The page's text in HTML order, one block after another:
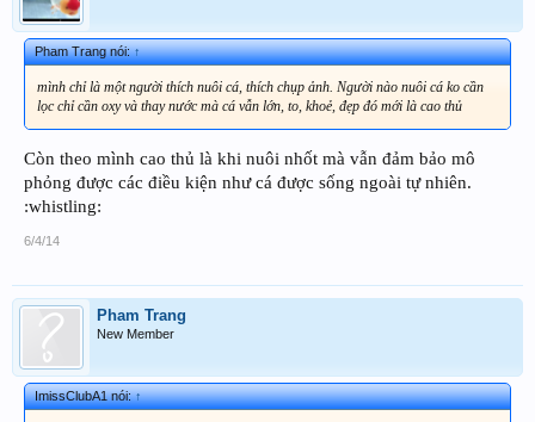
Pham Trang nói:↑
mình chỉ là một người thích nuôi cá, thích chụp ảnh. Người nào nuôi cá ko cần
lọc chỉ cần oxy và thay nước mà cá vẫn lớn, to, khoẻ, đẹp đó mới là cao thủ
Còn theo mình cao thủ là khi nuôi nhốt mà vẫn đảm bảo mô
phỏng được các điều kiện như cá được sống ngoài tự nhiên.
:whistling:
6/4/14
Pham Trang
New Member
ImissClubA1 nói:↑